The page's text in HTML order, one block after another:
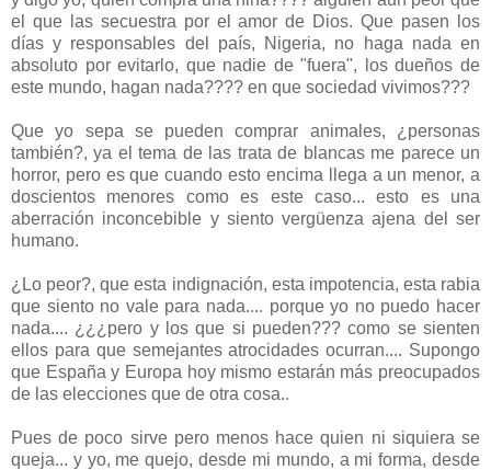
el que las secuestra por el amor de Dios. Que pasen los
días y responsables del país, Nigeria, no haga nada en
absoluto por evitarlo, que nadie de "fuera", los dueños de
este mundo, hagan nada???? en que sociedad vivimos???
Que yo sepa se pueden comprar animales, ¿personas
también?, ya el tema de las trata de blancas me parece un
horror, pero es que cuando esto encima llega a un menor, a
doscientos menores como es este caso... esto es una
aberración inconcebible y siento vergüenza ajena del ser
humano.
¿Lo peor?, que esta indignación, esta impotencia, esta rabia
que siento no vale para nada.... porque yo no puedo hacer
nada.... ¿¿¿pero y los que si pueden??? como se sienten
ellos para que semejantes atrocidades ocurran.... Supongo
que España y Europa hoy mismo estarán más preocupados
de las elecciones que de otra cosa..
Pues de poco sirve pero menos hace quien ni siquiera se
queja... y yo, me quejo, desde mi mundo, a mi forma, desde